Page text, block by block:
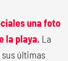
una foto
la playa. La
últimas